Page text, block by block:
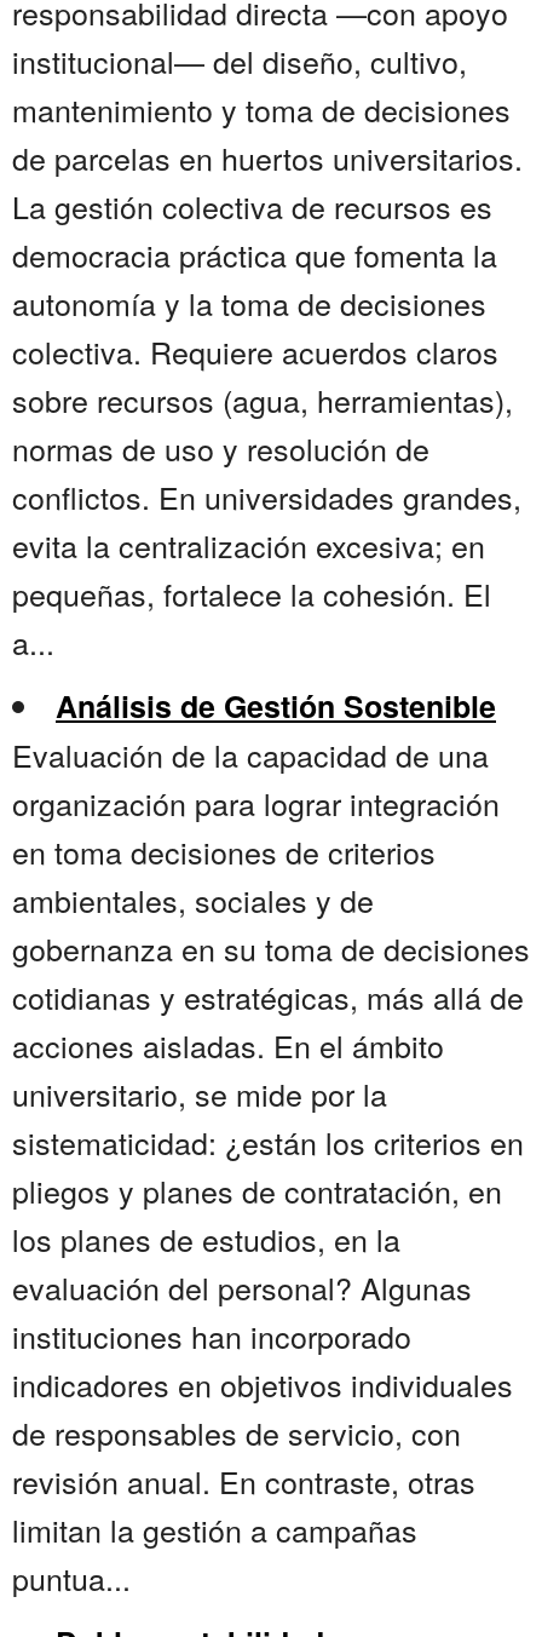
responsabilidad directa —con apoyo
institucional— del diseño, cultivo,
mantenimiento y toma de decisiones
de parcelas en huertos universitarios.
La gestión colectiva de recursos es
democracia práctica que fomenta la
autonomía y la toma de decisiones
colectiva. Requiere acuerdos claros
sobre recursos (agua, herramientas),
normas de uso y resolución de
conflictos. En universidades grandes,
evita la centralización excesiva; en
pequeñas, fortalece la cohesión. El
a...
Análisis de Gestión Sostenible
Evaluación de la capacidad de una
organización para lograr integración
en toma decisiones de criterios
ambientales, sociales y de
gobernanza en su toma de decisiones
cotidianas y estratégicas, más allá de
acciones aisladas. En el ámbito
universitario, se mide por la
sistematicidad: ¿están los criterios en
pliegos y planes de contratación, en
los planes de estudios, en la
evaluación del personal? Algunas
instituciones han incorporado
indicadores en objetivos individuales
de responsables de servicio, con
revisión anual. En contraste, otras
limitan la gestión a campañas
puntua...